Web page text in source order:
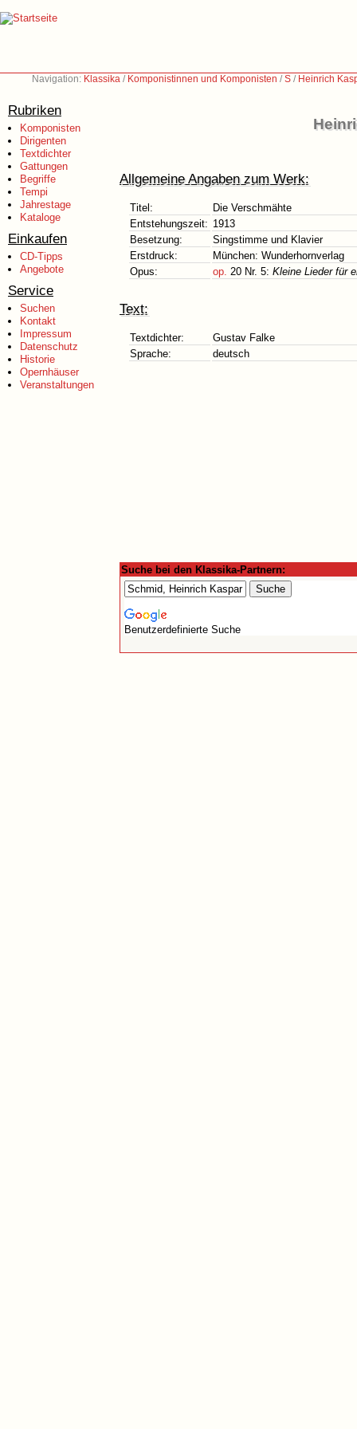
Navigation: Klassika / Komponistinnen und Komponisten /S / Heinrich
Rubriken
Komponisten
Dirigenten
Textdichter
Gattungen
Begriffe
Tempi
Jahrestage
Kataloge
Einkaufen
CD-Tipps
Angebote
Service
Suchen
Kontakt
Impressum
Datenschutz
Historie
Opernhäuser
Veranstaltungen
Allgemeine Angaben zum Werk:
Titel:
Die Verschmähte
Entstehungszeit: 1913
Besetzung:
Singstimme und Klavier
Erstdruck:
München: Wunderhornverlag
Opus:
op. 20 Nr. 5: Kleine Lieder für
Text:
Textdichter:
Gustav Falke
Sprache:
deutsch
Suche bei den Klassika-Partnern:
Benutzerdefinierte Suche